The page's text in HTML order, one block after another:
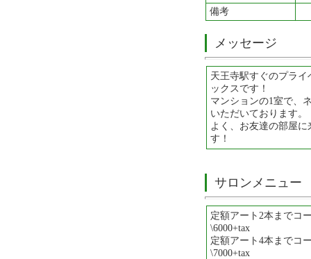
備考
メッセージ
天王寺駅すぐのプラ
ックスです！
マンションの1室で、
いただいております。
よく、お友達の部屋
す！
サロンメニュー
定額アート2本までコ
\6000+tax
定額アート4本までコ
\7000+tax